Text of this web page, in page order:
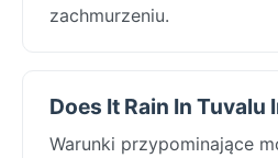
zachmurzeniu.
Does It Rain In Tuvalu
Warunki przypominające